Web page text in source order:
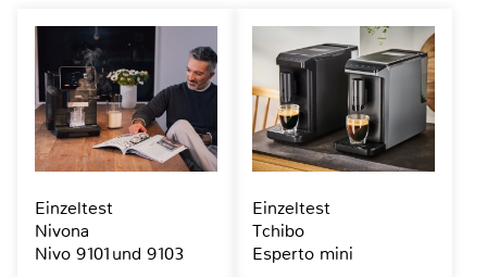
Einzeltest
Nivona
Nivo 9101und 9103
Einzeltest
Tchibo
Esperto mini